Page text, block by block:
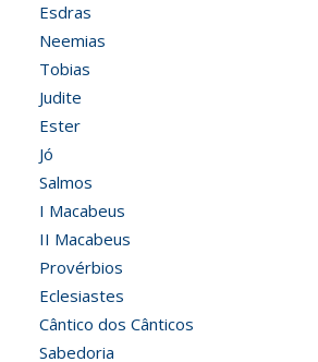
Esdras
Neemias
Tobias
Judite
Ester
Jó
Salmos
I Macabeus
II Macabeus
Provérbios
Eclesiastes
Cântico dos Cânticos
Sabedoria